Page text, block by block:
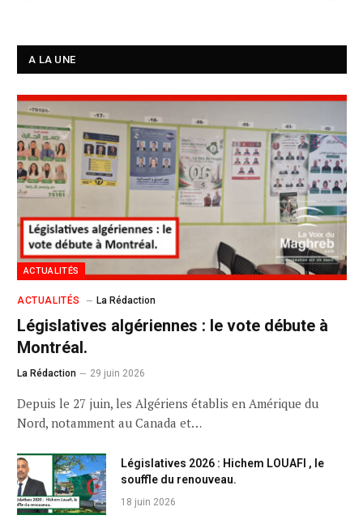
A LA UNE
ACTUALITÉS
ACTUALITÉS La Rédaction
Législatives algériennes : le vote débute à
Montréal.
La Rédaction 29 juin 2026
Depuis le 27 juin, les Algériens établis en Amérique du
Nord, notamment au Canada et…
Législatives 2026 : Hichem LOUAFI , le
souffle du renouveau.
18 juin 2026